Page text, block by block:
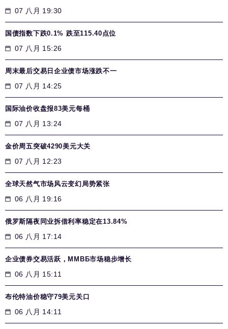
07 八月 19:30
国债指数下跌0.1% 跌至115.40点位
07 八月 15:26
周末最后交易日企业债市场涨跌不一
07 八月 14:25
国际油价收盘报83美元每桶
07 八月 13:24
金价周五突破4290美元大关
07 八月 12:23
全球天然气市场风云变幻局势紧张
06 八月 19:16
俄罗斯隔夜同业拆借利率稳定在13.84%
06 八月 17:14
企业债券交易活跃，MMВБ市场稳步增长
06 八月 15:11
布伦特油价稳守79美元关口
06 八月 14:11